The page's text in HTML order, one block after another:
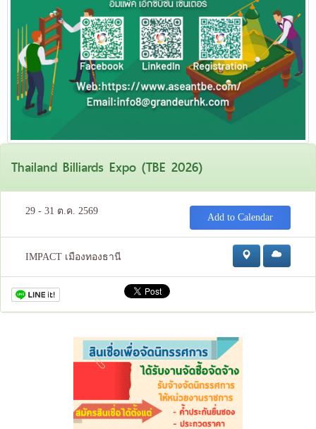
Thailand Billiards Expo (TBE 2026)
29 - 31 ต.ค. 2569
Add to Calendar
IMPACT เมืองทองธานี